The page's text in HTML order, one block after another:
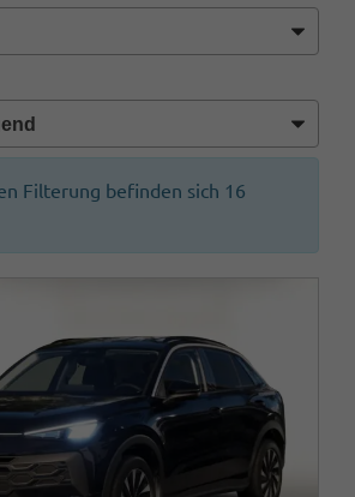
Filterung befinden sich 16